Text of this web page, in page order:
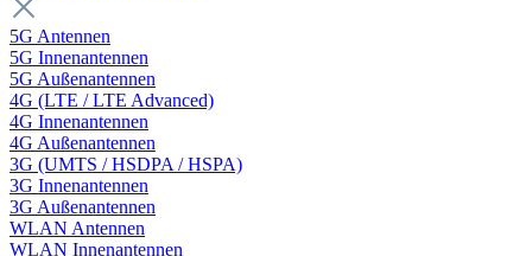
5G Antennen
5G Innenantennen
5G Außenantennen
4G (LTE / LTE Advanced)
4G Innenantennen
4G Außenantennen
3G (UMTS / HSDPA / HSPA)
3G Innenantennen
3G Außenantennen
WLAN Antennen
WLAN Innenantennen